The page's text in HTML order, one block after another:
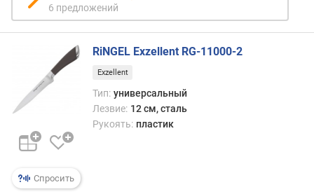
6 предложений
Спросить
RiNGEL Exzellent RG-11000-2
Exzellent
Тип: универсальный
Лезвие: 12 см, сталь
Рукоять: пластик